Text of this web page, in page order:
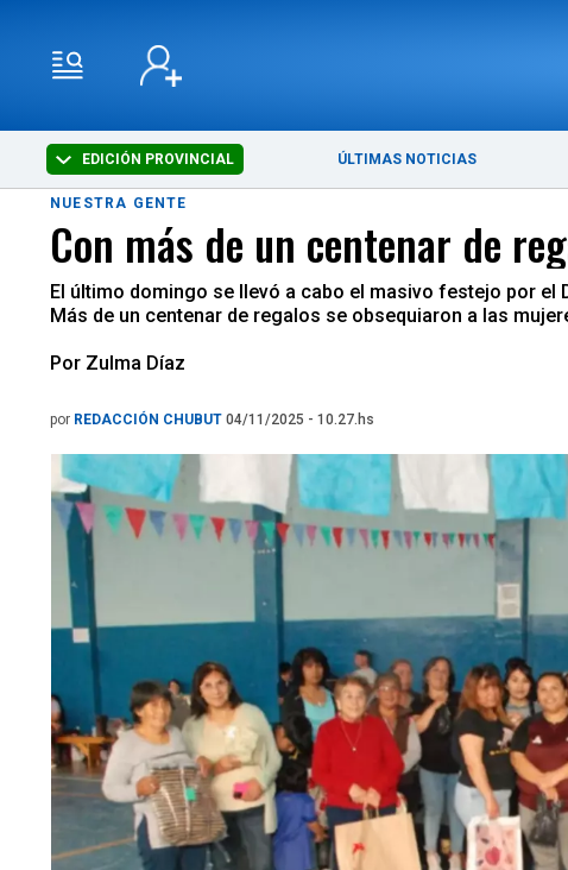
EDICIÓN PROVINCIAL ÚLTIMAS NOTICIAS
NUESTRA GENTE
Con más de un centenar de
El último domingo se llevó a cabo el masivo festejo por el
Más de un centenar de regalos se obsequiaron a las
Por Zulma Díaz
por REDACCIÓN CHUBUT 04/11/2025 - 10.27.hs